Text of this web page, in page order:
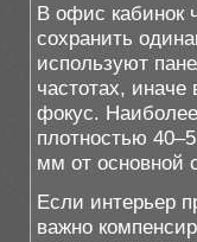
В офис кабинок
сохранить
используют
частотах,
фокус.
плотностью
мм от основной
Если интерьер
важно